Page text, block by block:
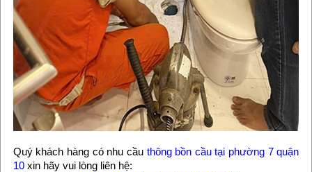
Quý khách hàng có nhu cầu thông bồn cầu tại phường 7 quận
10xin hãy vui lòng liên hệ: